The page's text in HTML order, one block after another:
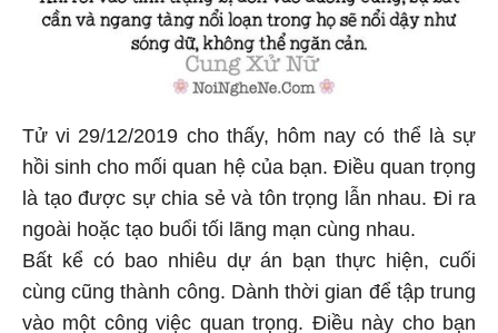
Tử vi 29/12/2019 cho thấy, hôm nay có thể là sự
hồi sinh cho mối quan hệ của bạn. Điều quan trọng
là tạo được sự chia sẻ và tôn trọng lẫn nhau. Đi ra
ngoài hoặc tạo buổi tối lãng mạn cùng nhau.
Bất kể có bao nhiêu dự án bạn thực hiện, cuối
cùng cũng thành công. Dành thời gian để tập trung
vào một công việc quan trọng. Điều này cho bạn